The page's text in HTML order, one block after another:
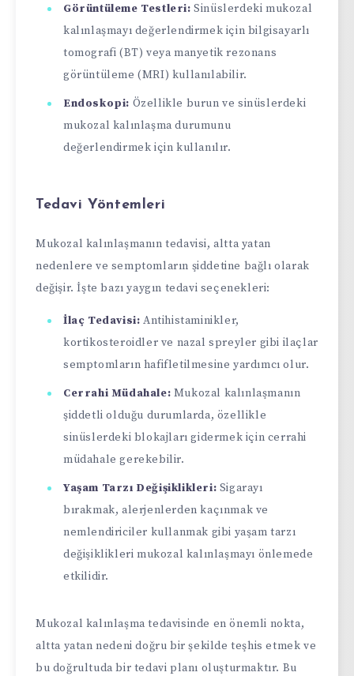
Görüntüleme Testleri: Sinüslerdeki mukozal
kalınlaşmayı değerlendirmek için bilgisayarlı
tomografi (BT) veya manyetik rezonans
görüntüleme (MRI) kullanılabilir.
Endoskopi: Özellikle burun ve sinüslerdeki
mukozal kalınlaşma durumunu
değerlendirmek için kullanılır.
Tedavi Yöntemleri
Mukozal kalınlaşmanın tedavisi, altta yatan
nedenlere ve semptomların şiddetine bağlı olarak
değişir. İşte bazı yaygın tedavi seçenekleri:
İlaç Tedavisi: Antihistaminikler,
kortikosteroidler ve nazal spreyler gibi ilaçlar
semptomların hafifletilmesine yardımcı olur.
Cerrahi Müdahale: Mukozal kalınlaşmanın
şiddetli olduğu durumlarda, özellikle
sinüslerdeki blokajları gidermek için cerrahi
müdahale gerekebilir.
Yaşam Tarzı Değişiklikleri: Sigarayı
bırakmak, alerjenlerden kaçınmak ve
nemlendiriciler kullanmak gibi yaşam tarzı
değişiklikleri mukozal kalınlaşmayı önlemede
etkilidir.
Mukozal kalınlaşma tedavisinde en önemli nokta,
altta yatan nedeni doğru bir şekilde teşhis etmek ve
bu doğrultuda bir tedavi planı oluşturmaktır. Bu